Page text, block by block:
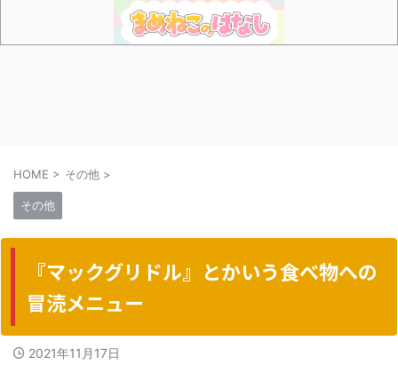
HOME > その他 >
その他
『マックグリドル』とかいう食べ物への
冒涜メニュー
2021年11月17日